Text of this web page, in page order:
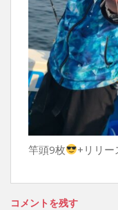
竿頭9枚 +リリー
コメントを残す